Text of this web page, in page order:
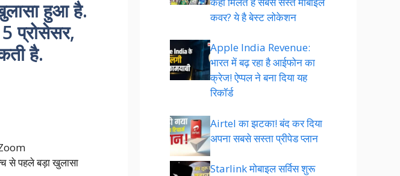
हुआ है.
प्रोसेसर,
है.
से पहले बड़ा खुलासा
कवर? ये है बेस्ट लोकेशन
Apple India Revenue:
भारत में बढ़ रहा है आईफोन का
क्रेज! ऐप्पल ने बना दिया यह
रिकॉर्ड
Airtel का झटका! बंद कर दिया
अपना सबसे सस्ता प्रीपेड प्लान
Starlink मोबाइल सर्विस शुरू